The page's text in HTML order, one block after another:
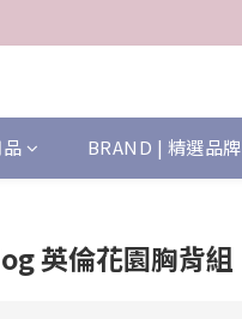
BRAND | 精選品牌
英倫花園胸背組